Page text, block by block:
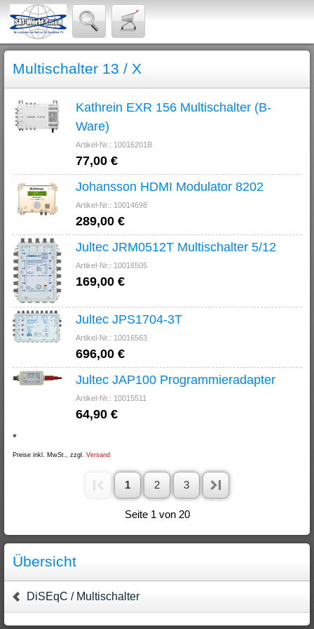
Multischalter 13 / X
Kathrein EXR 156 Multischalter (B-
Ware)
Artikel-Nr.: 10016201B
77,00 €
Johansson HDMI Modulator 8202
Artikel-Nr.: 10014698
289,00 €
Jultec JRM0512T Multischalter 5/12
Artikel-Nr.: 10016505
169,00 €
Jultec JPS1704-3T
Artikel-Nr.: 10016563
696,00 €
Jultec JAP100 Programmieradapter
Artikel-Nr.: 10015511
64,90 €
*
Preise inkl. MwSt., zzgl. Versand
1 2 3
Seite 1 von 20
Übersicht
DiSEqC / Multischalter